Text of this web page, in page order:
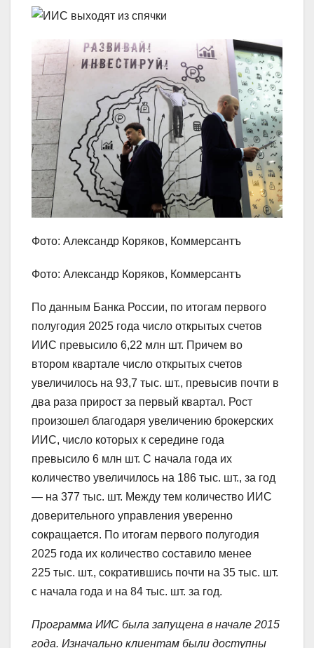
Фото: Александр Коряков, Коммерсантъ
Фото: Александр Коряков, Коммерсантъ
По данным Банка России, по итогам первого
полугодия 2025 года число открытых счетов
ИИС превысило 6,22 млн шт. Причем во
втором квартале число открытых счетов
увеличилось на 93,7 тыс. шт., превысив почти в
два раза прирост за первый квартал. Рост
произошел благодаря увеличению брокерских
ИИС, число которых к середине года
превысило 6 млн шт. С начала года их
количество увеличилось на 186 тыс. шт., за год
— на 377 тыс. шт. Между тем количество ИИС
доверительного управления уверенно
сокращается. По итогам первого полугодия
2025 года их количество составило менее
225 тыс. шт., сократившись почти на 35 тыс. шт.
с начала года и на 84 тыс. шт. за год.
Программа ИИС была запущена в начале 2015
года. Изначально клиентам были доступны